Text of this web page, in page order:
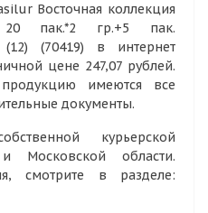
Восточная коллекция
20 пак.*2 гр.+5 пак.
(12) (70419) в интернет
цене 247,07 рублей.
имеются все
документы.
курьерской
области.
смотрите в разделе: